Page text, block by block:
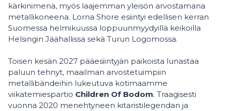
kärkinimenä, myös laajemman yleisön arvostamana
metallikoneena. Lorna Shore esiintyi edellisen kerran
Suomessa helmikuussa loppuunmyydyillä keikoilla
Helsingin Jäähallissa sekä Turun Logomossa.
Toisen kesän 2027 pääesiintyjän paikoista lunastaa
paluun tehnyt, maailman arvostetuimpiin
metallibändeihin lukeutuva kotimaamme
viikatemiespartio Children Of Bodom. Traagisesti
vuonna 2020 menehtyneen kitaristilegendan ja